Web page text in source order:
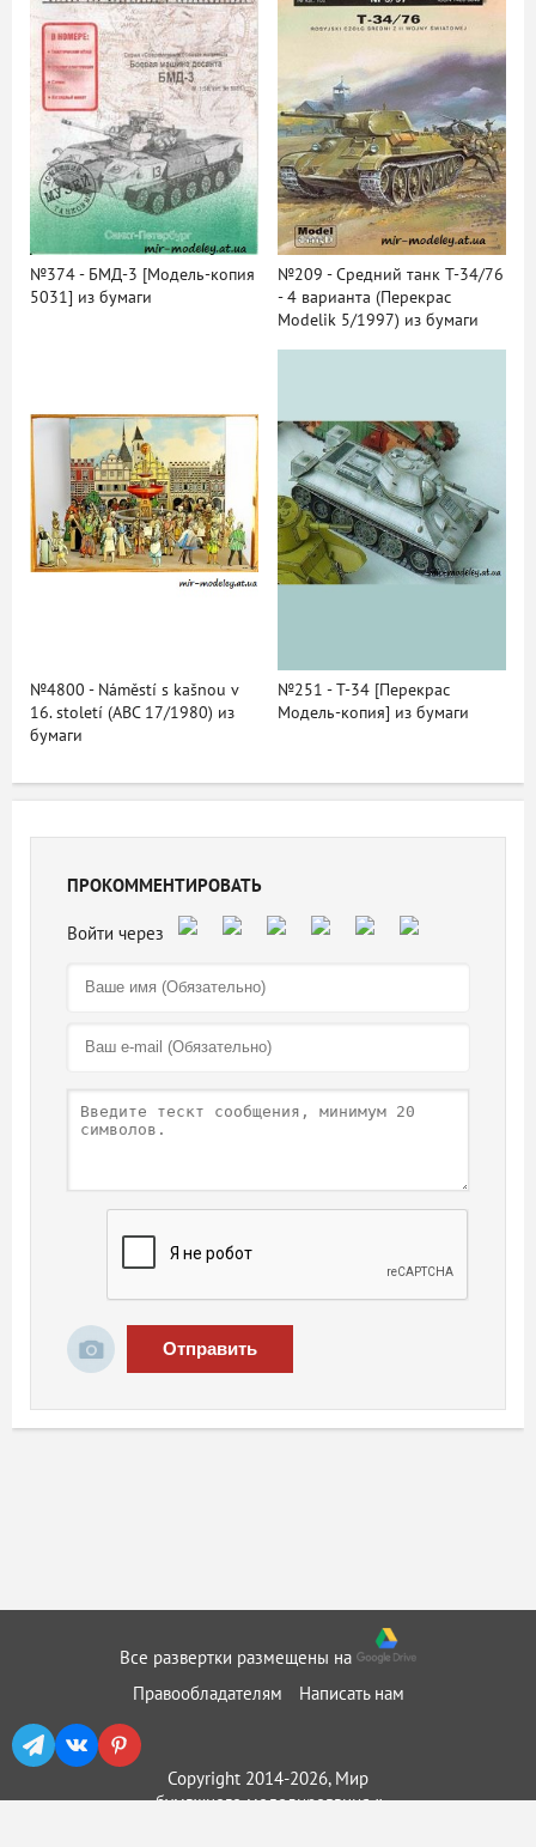
№374 - БМД-3 [Модель-копия
5031] из бумаги
№209 - Средний танк Т-34/76
- 4 варианта (Перекрас
Modelik 5/1997) из бумаги
№4800 - Náměstí s kašnou v
16. století (ABC 17/1980) из
бумаги
№251 - Т-34 [Перекрас
Модель-копия] из бумаги
ПРОКОММЕНТИРОВАТЬ
Отправить
Все развертки размещены на
Правообладателям
Написать нам
Copyright 2014-2026, Мир
бумажного моделирования ::